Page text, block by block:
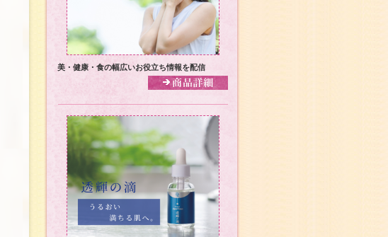
美・健康・食の幅広いお役立ち情報を配信